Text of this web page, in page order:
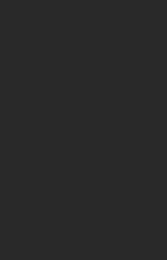
romantisch